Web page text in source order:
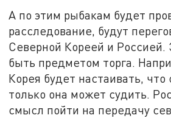
А по этим рыбакам будет
расследование, будут
Северной Кореей и
быть предметом торга.
Корея будет настаивать, что
только она может судить.
смысл пойти на передачу